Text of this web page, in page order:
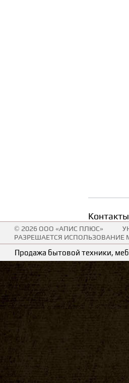
Контакты
© 2026 ООО «АПИС ПЛЮС»
РАЗРЕШАЕТСЯ ИСПОЛЬЗОВАНИЕ
Продажа бытовой техники,